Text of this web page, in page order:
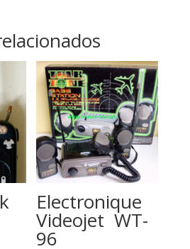
Electronique
Videojet WT-
96